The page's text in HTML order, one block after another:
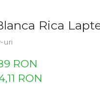
Rica
uri
RON
RON